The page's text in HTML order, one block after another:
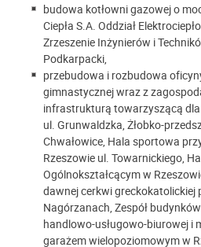
budowa kotłowni gazowej o
Ciepła S.A. Oddział
Zrzeszenie Inżynierów i
Podkarpacki,
przebudowa i rozbudowa
gimnastycznej wraz z
infrastrukturą towarzyszącą dla
ul. Grunwaldzka, Żłobko-
Chwałowice, Hala sportowa
Rzeszowie ul. Towarnickiego,
Ogólnokształcącym w
dawnej cerkwi greckokatolickiej
Nagórzanach, Zespół
handlowo-usługowo-biurowej i
garażem wielopoziomowym w